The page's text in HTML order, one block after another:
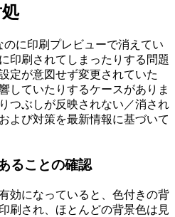
に印刷プレビューで消えてい
印刷されてしまったりする問題
定が意図せず変更されていた
していたりするケースがありま
つぶしが反映されない／消され
よび対策を最新情報に基づいて
ることの確認
効になっていると、色付きの背
刷され、ほとんどの背景色は見